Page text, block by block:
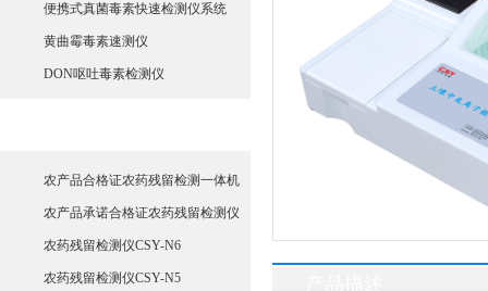
便携式真菌毒素快速检测仪系统
黄曲霉毒素速测仪
DON呕吐毒素检测仪
农产品合格证农药残留检测一体机
农产品承诺合格证农药残留检测仪
农药残留检测仪CSY-N6
农药残留检测仪CSY-N5